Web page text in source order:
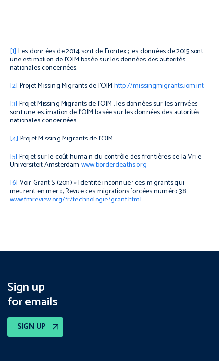
[1] Les données de 2014 sont de Frontex ; les données de 2015 sont
une estimation de l'OIM basée sur les données des autorités
nationales concernées.
[2] ProjetMissing Migrantsde l’OIM http://missingmigrants.iom.int
[3] ProjetMissing Migrantsde l’OIM ; les données sur les arrivées
sont une estimation de l'OIM basée sur les données des autorités
nationales concernées.
[4] Projet Missing Migrants de l’OIM
[5] Projet sur le coût humain du contrôle des frontières de la Vrije
Universiteit Amsterdam www.borderdeaths.org
[6] Voir Grant S (2011) « Identité inconnue : ces migrants qui
meurent en mer »,Revue des migrations forcéesnuméro 38
www.fmreview.org/fr/technologie/grant.html
Sign up
for emails
SIGN UP